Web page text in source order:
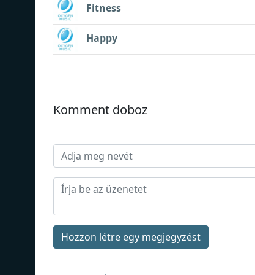
Fitness
Happy
Komment doboz
Hozzon létre egy megjegyzést